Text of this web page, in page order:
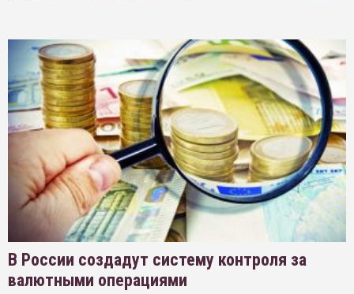
В России создадут систему контроля за
валютными операциями